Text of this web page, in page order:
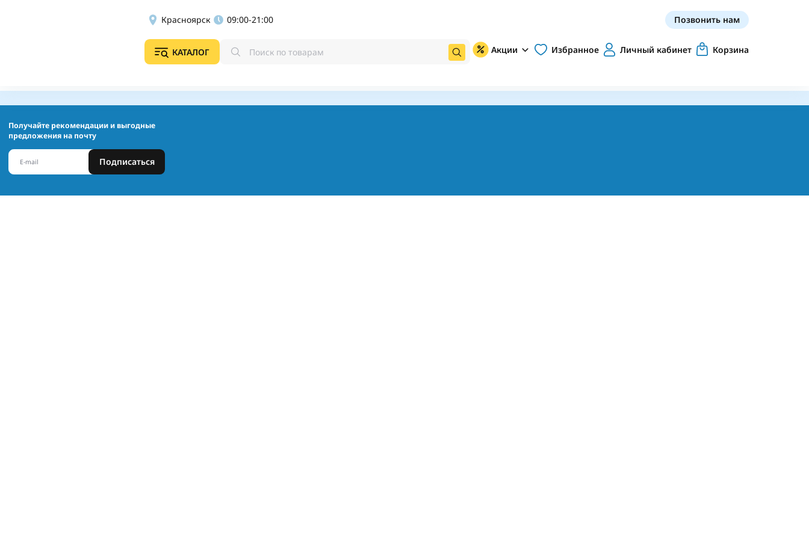
Красноярск 09:00-21:00 Позвонить нам
КАТАЛОГ Акции Избранное Личный кабинет Корзина
Получайте рекомендации и выгодные
предложения на почту
Подписаться